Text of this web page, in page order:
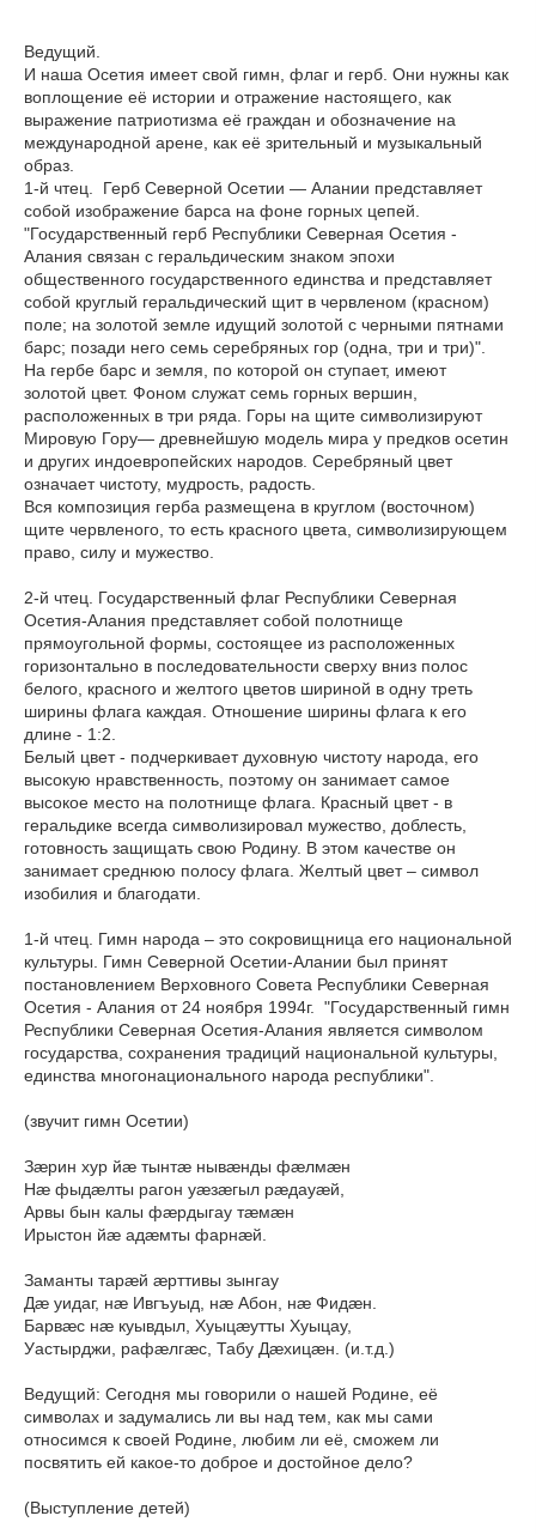
Ведущий.
И наша Осетия имеет свой гимн, флаг и герб. Они нужны как
воплощение её истории и отражение настоящего, как
выражение патриотизма её граждан и обозначение на
международной арене, как её зрительный и музыкальный
образ.
1-й чтец. Герб Северной Осетии — Алании представляет
собой изображение барса на фоне горных цепей.
"Государственный герб Республики Северная Осетия -
Алания связан с геральдическим знаком эпохи
общественного государственного единства и представляет
собой круглый геральдический щит в червленом (красном)
поле; на золотой земле идущий золотой с черными пятнами
барс; позади него семь серебряных гор (одна, три и три)".
На гербе барс и земля, по которой он ступает, имеют
золотой цвет. Фоном служат семь горных вершин,
расположенных в три ряда. Горы на щите символизируют
Мировую Гору— древнейшую модель мира у предков осетин
и других индоевропейских народов. Серебряный цвет
означает чистоту, мудрость, радость.
Вся композиция герба размещена в круглом (восточном)
щите червленого, то есть красного цвета, символизирующем
право, силу и мужество.
2-й чтец. Государственный флаг Республики Северная
Осетия-Алания представляет собой полотнище
прямоугольной формы, состоящее из расположенных
горизонтально в последовательности сверху вниз полос
белого, красного и желтого цветов шириной в одну треть
ширины флага каждая. Отношение ширины флага к его
длине - 1:2.
Белый цвет - подчеркивает духовную чистоту народа, его
высокую нравственность, поэтому он занимает самое
высокое место на полотнище флага. Красный цвет - в
геральдике всегда символизировал мужество, доблесть,
готовность защищать свою Родину. В этом качестве он
занимает среднюю полосу флага. Желтый цвет – символ
изобилия и благодати.
1-й чтец. Гимн народа – это сокровищница его национальной
культуры. Гимн Северной Осетии-Алании был принят
постановлением Верховного Совета Республики Северная
Осетия - Алания от 24 ноября 1994г. "Государственный гимн
Республики Северная Осетия-Алания является символом
государства, сохранения традиций национальной культуры,
единства многонационального народа республики".
(звучит гимн Осетии)
Зæрин хур йæ тынтæ нывæнды фæлмæн
Нæ фыдæлты рагон уæзæгыл рæдауæй,
Арвы бын калы фæрдыгау тæмæн
Ирыстон йæ адæмты фарнæй.
Заманты тарæй æрттивы зынгау
Дæ уидаг, нæ Ивгъуыд, нæ Абон, нæ Фидæн.
Барвæс нæ куывдыл, Хуыцæутты Хуыцау,
Уастырджи, рафæлгæс, Табу Дæхицæн. (и.т.д.)
Ведущий: Сегодня мы говорили о нашей Родине, её
символах и задумались ли вы над тем, как мы сами
относимся к своей Родине, любим ли её, сможем ли
посвятить ей какое-то доброе и достойное дело?
(Выступление детей)